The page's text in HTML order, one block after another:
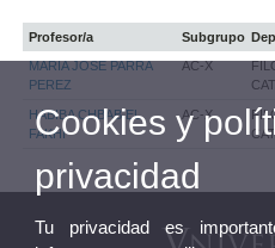
Profesor/a Subgrupo
MARIA JOSE PARRA
PEREZ
AC-X
HABIBA CHBAB EL
FAKHI
AC-X
Cookies y
privacidad
Tu privacidad es